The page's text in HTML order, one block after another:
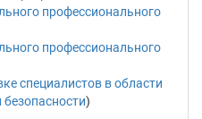
профессионального
профессионального
специалистов в области
)